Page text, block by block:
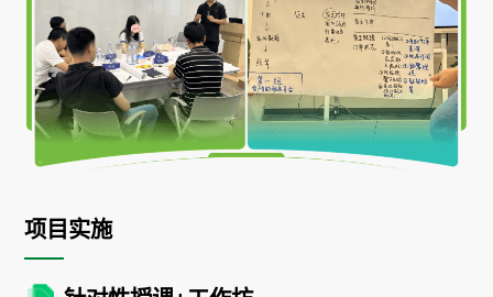
项目实施